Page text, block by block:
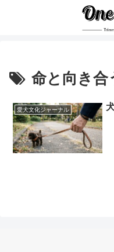
命と向き合
愛犬文化ジャーナル